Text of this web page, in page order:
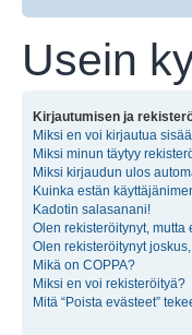
Usein
Kirjautumisen ja
Miksi en voi kirjautua
Miksi minun täytyy
Miksi kirjaudun ulos
Kuinka estän
Kadotin salasanani!
Olen rekisteröitynyt,
Olen rekisteröitynyt
Mikä on COPPA?
Miksi en voi rekisteröityä?
Mitä “Poista evästeet”